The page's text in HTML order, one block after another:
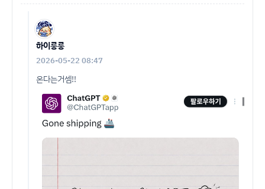
하이룽룽
2026-05-22 08:47
온다는거셈!!